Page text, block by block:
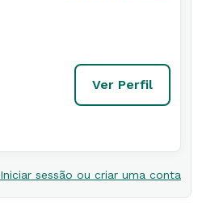
Ver Perfil
Iniciar sessão ou criar uma conta